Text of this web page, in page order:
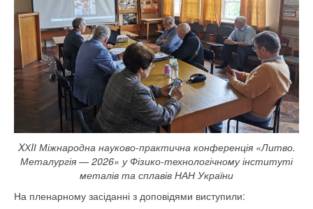
XХIІ Міжнародна науково-практична конференція «Литво.
Металургія — 2026» у Фізико-технологічному інституті
металів та сплавів НАН України
На пленарному засіданні з доповідями виступили: